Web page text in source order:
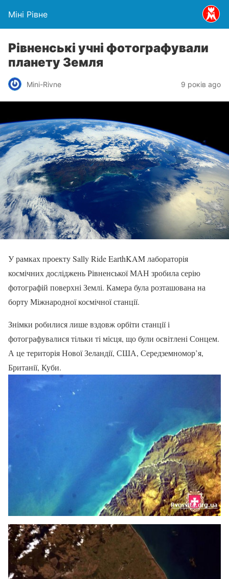
Міні Рівне
Рівненські учні фотографували
планету Земля
Mini-Rivne 9 років ago
У рамках проекту Sally Ride EarthKAM лабораторія
космічних досліджень Рівненської МАН зробила серію
фотографій поверхні Землі. Камера була розташована на
борту Міжнародної космічної станції.
Знімки робилися лише вздовж орбіти станції і
фотографувалися тільки ті місця, що були освітлені Сонцем.
А це територія Нової Зеландії, США, Середземномор’я,
Британії, Куби.